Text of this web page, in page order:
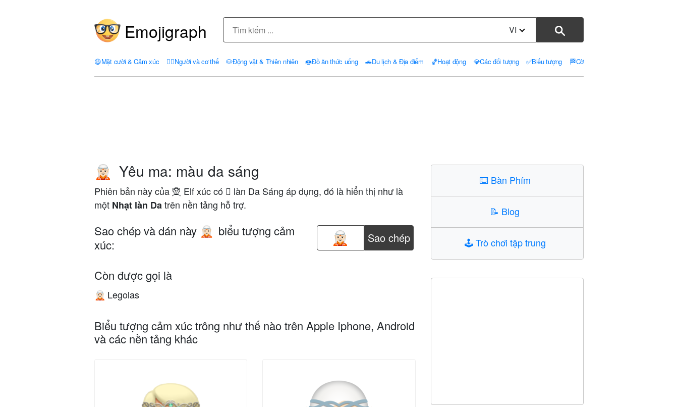
Emojigraph VI
😃Mặt cười & Cảm xúc 🤦‍♀️Người và cơ thể 🐶Động vật & Thiên nhiên 🍩Đồ ăn thức uống 🚗Du lịch & Địa điểm 🏀Hoạt động 💎Các đối tượng ✅Biểu tượng 🏁Cờ
🧝🏻 Yêu ma: màu da sáng
Phiên bản này của 🧝 Elf xúc có 🏻 làn Da Sáng áp dụng, đó là hiển thị như là
một Nhạt làn Datrên nền tảng hỗ trợ.
Sao chép và dán này 🧝🏻 biểu tượng cảm
xúc:
Sao chép
Còn được gọi là
🧝🏻 Legolas
Biểu tượng cảm xúc trông như thế nào trên Apple Iphone, Android
và các nền tảng khác
⌨️ Bàn Phím
📝 Blog
🕹️Trò chơi tập trung